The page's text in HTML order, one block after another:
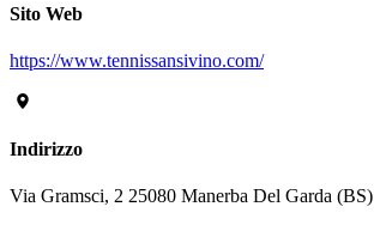
Sito Web
https://www.tennissansivino.com/
Indirizzo
Via Gramsci, 2 25080 Manerba Del Garda (BS)